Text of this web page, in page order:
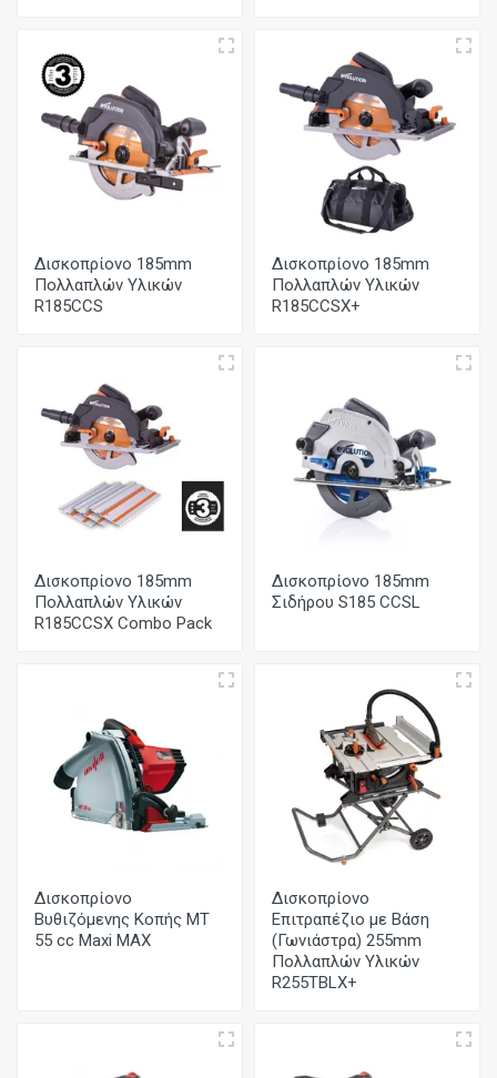
Δισκοπρίονο 185mm
Πολλαπλών Υλικών
R185CCS
Δισκοπρίονο 185mm
Πολλαπλών Υλικών
R185CCSX+
Δισκοπρίονο 185mm
Πολλαπλών Υλικών
R185CCSX Combo Pack
Δισκοπρίονο 185mm
Σιδήρου S185 CCSL
Δισκοπρίονο
Βυθιζόμενης Κοπής MT
55 cc Maxi MAX
Δισκοπρίονο
Επιτραπέζιο με Βάση
(Γωνιάστρα) 255mm
Πολλαπλών Υλικών
R255TBLX+